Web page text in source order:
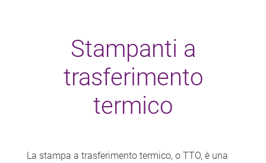
Stampanti a
trasferimento
termico
La stampa a trasferimento termico, o TTO, è una